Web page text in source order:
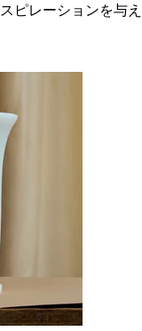
ピレーションを与え